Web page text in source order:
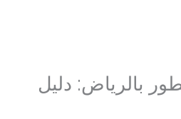
بالرياض: دليل